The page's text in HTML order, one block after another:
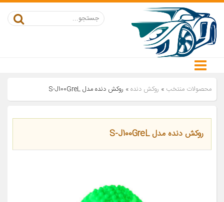
محصولات منتخب » روکش دنده» روکش دنده مدل S-J100GreL
روکش دنده مدل S-J100GreL